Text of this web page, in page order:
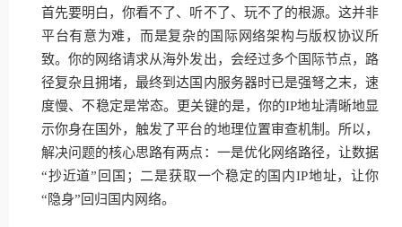
首先要明白，你看不了、听不了、玩不了的根源。这并非
平台有意为难，而是复杂的国际网络架构与版权协议所
致。你的网络请求从海外发出，会经过多个国际节点，路
径复杂且拥堵，最终到达国内服务器时已是强弩之末，速
度慢、不稳定是常态。更关键的是，你的IP地址清晰地显
示你身在国外，触发了平台的地理位置审查机制。所以，
解决问题的核心思路有两点：一是优化网络路径，让数据
“抄近道”回国；二是获取一个稳定的国内IP地址，让你
“隐身”回归国内网络。